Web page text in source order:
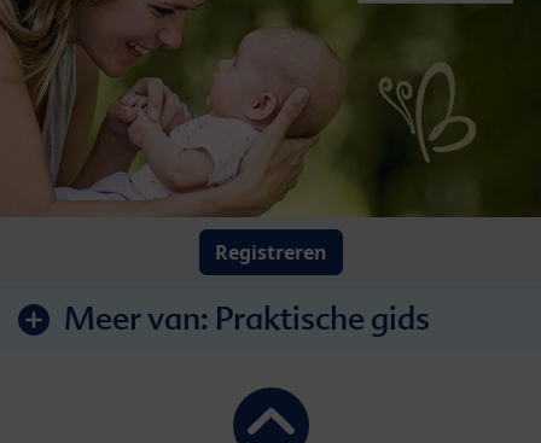
Registreren
Meer van: Praktische gids